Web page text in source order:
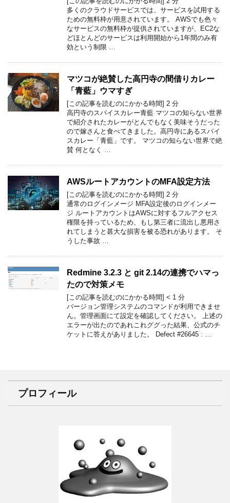
多くのクラウドサービスでは、サービスを試用する
ための無料枠が用意されています。 AWSでも色々
なサービスの無料枠が提供されていますが、EC2な
どほとんどのサービスは利用開始から1年間のみ有
効という制限 …
マツコが絶賛した高円寺の間借りカレー
「青藍」ウマすぎ
[この記事を読むのにかかる時間] 2 分
高円寺のスパイスカレー青藍 マツコの知らない世界
で紹介されたカレーがとんでもなく美味そうだった
ので嫁さんと食べてきました。高円寺にあるスパイ
スカレー「青藍」です。 マツコの知らない世界で絶
賛 何となく …
AWSルートアカウントのMFA設定方法
[この記事を読むのにかかる時間] 2 分
通常のログインメージ MFA設定後のログインメー
ジ ルートアカウントはAWSに対するフルアクセス
権限を持っているため、もし第三者に流出し悪用さ
れてしまうと甚大な損害を被る恐れがあります。 そ
うした事故 …
Redmine 3.2.3 と git 2.14の連携でハマっ
たので対策メモ
[この記事を読むのにかかる時間] < 1 分
バージョン管理システムのコマンドが利用できませ
ん。管理画面にて設定を確認してください。 上述の
エラーが出たのであれこれググった結果、公式のチ
ケットに答えがありました。 Defect #26645 : …
プロフィール